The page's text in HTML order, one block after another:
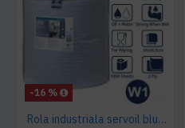
-16 %
Rola industriala servoil blue Tork, 340 m